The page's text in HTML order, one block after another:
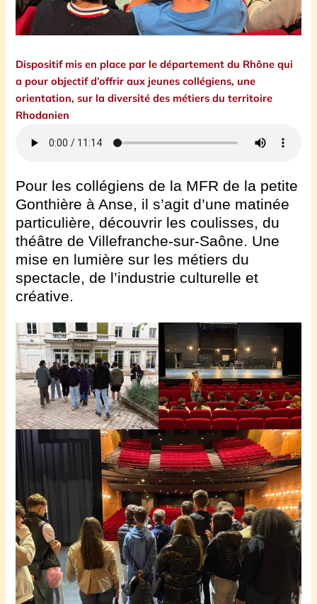
Dispositif mis en place par le département du Rhône qui
a pour objectif d’offrir aux jeunes collégiens, une
orientation, sur la diversité des métiers du territoire
Rhodanien
Pour les collégiens de la MFR de la petite
Gonthière à Anse, il s’agit d’une matinée
particulière, découvrir les coulisses, du
théâtre de Villefranche-sur-Saône. Une
mise en lumière sur les métiers du
spectacle, de l’industrie culturelle et
créative.